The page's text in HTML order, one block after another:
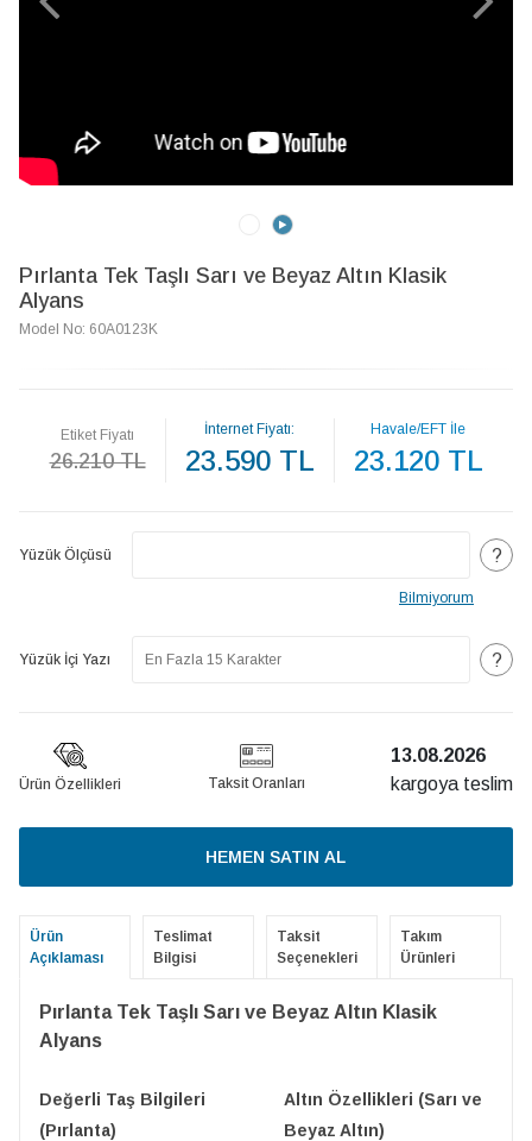
Pırlanta Tek Taşlı Sarı ve Beyaz Altın Klasik
Alyans
Model No: 60A0123K
Etiket Fiyatı
26.210 TL
İnternet Fiyatı:
23.590 TL
Havale/EFT İle
23.120 TL
Yüzük Ölçüsü ?
Bilmiyorum
Yüzük İçi Yazı ?
Ürün Özellikleri Taksit Oranları
13.08.2026
kargoya teslim
HEMEN SATIN AL
Ürün
Açıklaması
Teslimat
Bilgisi
Taksit
Seçenekleri
Takım
Ürünleri
Pırlanta Tek Taşlı Sarı ve Beyaz Altın Klasik
Alyans
Değerli Taş Bilgileri
(Pırlanta)
Altın Özellikleri (Sarı ve
Beyaz Altın)